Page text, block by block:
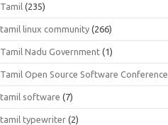
Tamil (235)
tamil linux community (266)
Tamil Nadu Government (1)
Tamil Open Source Software Conference
tamil software (7)
tamil typewriter (2)